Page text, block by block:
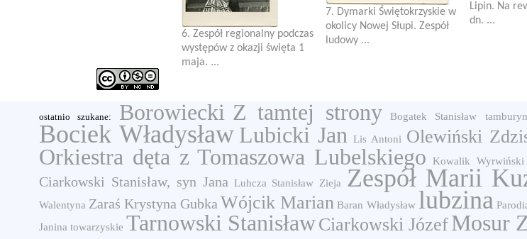
6. Zespół regionalny podczas
występów z okazji święta 1
maja. ...
7. Dymarki Świętokrzyskie w
okolicy Nowej Słupi. Zespół
ludowy ...
Lipin. Na
dn. ...
ostatnio szukane: Borowiecki Z tamtej strony Bogatek Stanisław tamburyn
Bociek Władysław Lubicki Jan Lis Antoni Olewiński
Orkiestra dęta z Tomaszowa Lubelskiego Kowalik
Ciarkowski Stanisław, syn Jana Luhcza Stanisław Zieja Zespół Marii
Walentyna Zaraś Krystyna Gubka Wójcik Marian Baran Władysław lubzina
Janina towarzyskie Tarnowski StanisławCiarkowski JózefMosur